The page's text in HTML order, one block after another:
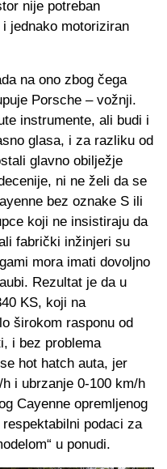
nije potreban
jednako motoriziran
na ono zbog čega
Porsche – vožnji.
instrumente, ali budi i
glasa, i za razliku od
glavno obilježje
ni ne želi da se
bez oznake S ili
koji ne insistiraju da
fabrički inžinjeri su
mora imati dovoljno
Rezultat je da u
KS, koji na
širokom rasponu od
i bez problema
hot hatch auta, jer
i ubrzanje 0-100 km/h
Cayenne opremljenog
podaci za
u ponudi.